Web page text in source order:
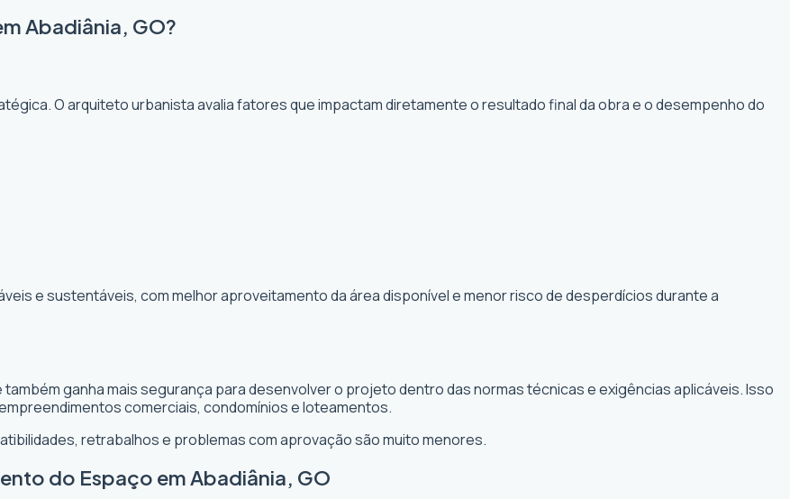
Abadiânia, GO?
O arquiteto urbanista avalia fatores que impactam diretamente o resultado final da obra e o desempenho do
e sustentáveis, com melhor aproveitamento da área disponível e menor risco de desperdícios durante a
ganha mais segurança para desenvolver o projeto dentro das normas técnicas e exigências aplicáveis. Isso
comerciais, condomínios e loteamentos.
retrabalhos e problemas com aprovação são muito menores.
do Espaço em Abadiânia, GO